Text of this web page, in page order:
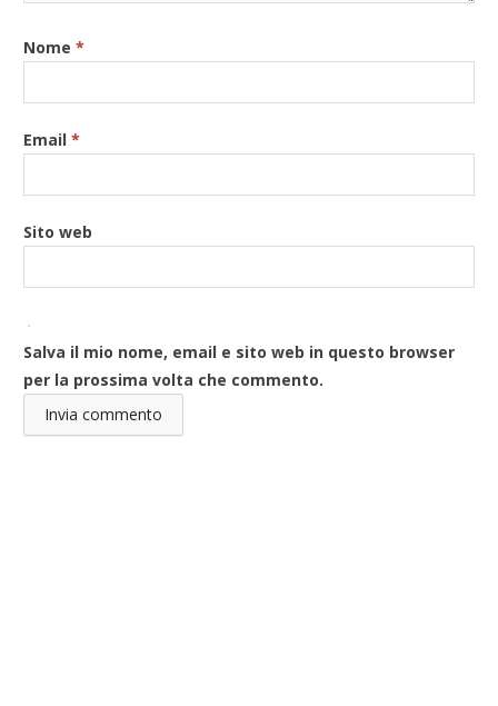
Nome*
Email*
Sito web
Salva il mio nome, email e sito web in questo browser
per la prossima volta che commento.